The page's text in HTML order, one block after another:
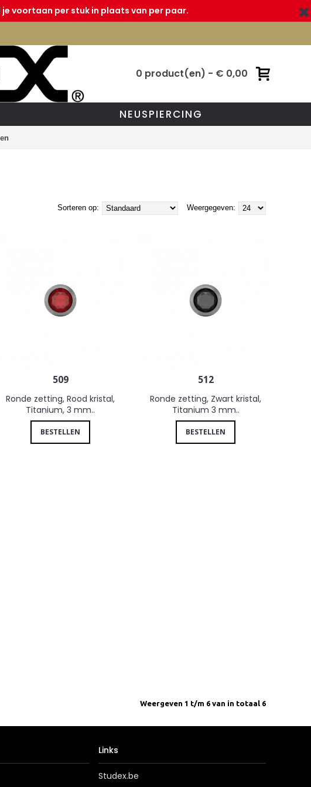
voortaan per stuk in plaats van per paar.
0 product(en) - € 0,00
NEUSPIERCING
Weergegeven:
Sorteren op:
509
Ronde zetting, Rood kristal,
Titanium, 3 mm..
BESTELLEN
512
Ronde zetting, Zwart kristal,
Titanium 3 mm..
BESTELLEN
Weergeven 1 t/m 6 van in totaal 6
Links
Studex.be